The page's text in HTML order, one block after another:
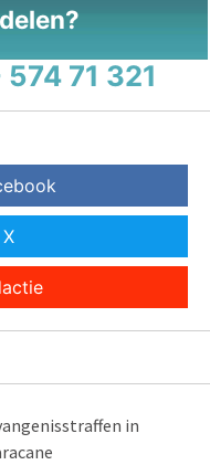
71 321
in